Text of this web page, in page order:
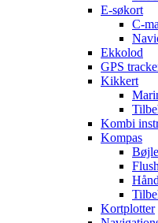
E-søkort
C-
Ekkolod
GPS
Kikkert
Kombi
Kompas
Kortplotter